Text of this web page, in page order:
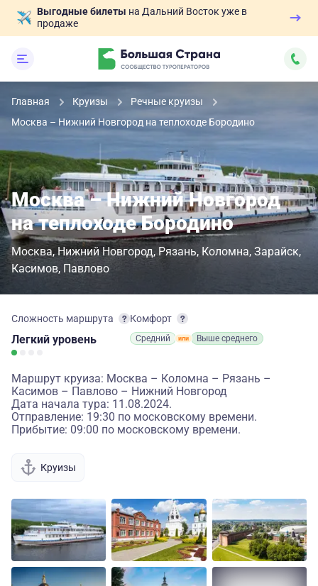
Выгодные билеты на Дальний Восток уже в
продаже
Главная Круизы
Речные круизы
Москва – Нижний Новгород на теплоходе Бородино
Москва – Нижний Новгород
на теплоходе Бородино
Москва Нижний Новгород Рязань Коломна Зарайск
Касимов Павлово
Сложность маршрута
Легкий уровень
Комфорт
Средний Выше среднего
Маршрут круиза: Москва – Коломна – Рязань –
Касимов – Павлово – Нижний Новгород
Дата начала тура: 11.08.2024.
Отправление: 19:30 по московскому времени.
Прибытие: 09:00 по московскому времени.
Круизы